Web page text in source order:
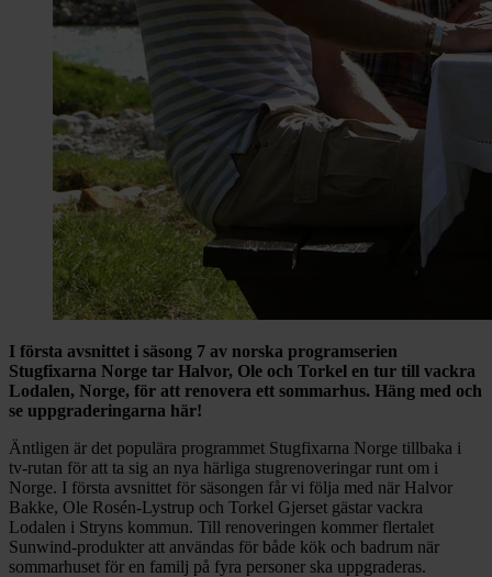
I första avsnittet i säsong 7 av norska programserien
Stugfixarna Norge tar Halvor, Ole och Torkel en tur till vackra
Lodalen, Norge, för att renovera ett sommarhus. Häng med och
se uppgraderingarna här!
Äntligen är det populära programmet Stugfixarna Norge tillbaka i
tv-rutan för att ta sig an nya härliga stugrenoveringar runt om i
Norge. I första avsnittet för säsongen får vi följa med när Halvor
Bakke, Ole Rosén-Lystrup och Torkel Gjerset gästar vackra
Lodalen i Stryns kommun. Till renoveringen kommer flertalet
Sunwind-produkter att användas för både kök och badrum när
sommarhuset för en familj på fyra personer ska uppgraderas.